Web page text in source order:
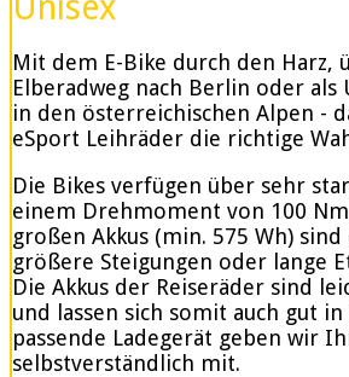
Mit dem E-Bike durch den Harz,
Elberadweg nach Berlin oder als
in den österreichischen Alpen -
eSport Leihräder die richtige
Die Bikes verfügen über sehr
einem Drehmoment von 100
großen Akkus (min. 575 Wh)
größere Steigungen oder lange
Die Akkus der Reiseräder sind
und lassen sich somit auch gut
passende Ladegerät geben wir
selbstverständlich mit.